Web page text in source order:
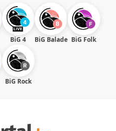
BiG 4 BiG Balade BiG Folk
BiG Rock